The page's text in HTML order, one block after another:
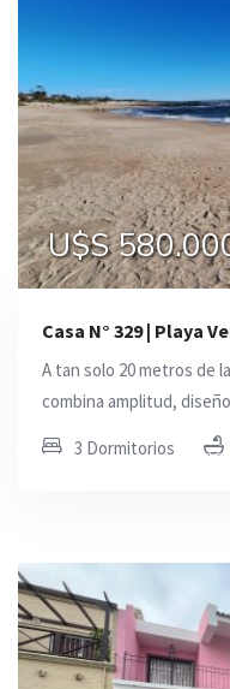
U$S
Casa N° 329 | Playa
A tan solo 20 metros de
combina amplitud,
3 Dormitorios